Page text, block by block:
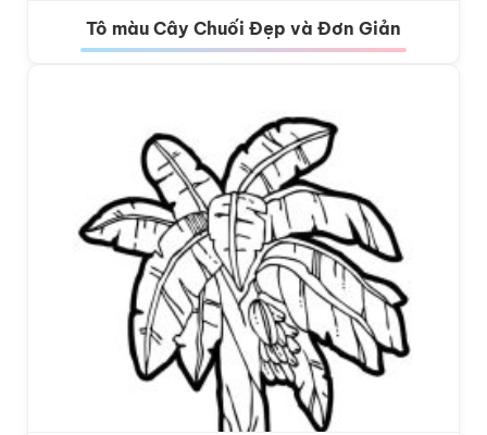
Tô màu Cây Chuối Đẹp và Đơn Giản